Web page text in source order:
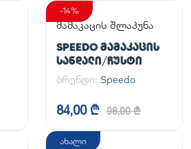
-14%
მამაკაცის შლაპუნა
SPEEDO ᲛᲐᲛᲐᲙᲐᲪᲘᲡ
ᲡᲐᲜᲓᲐᲚᲘ/ᲩᲣᲡᲢᲘ
ბრენდი: Speedo
84,00 ₾ 98,00 ₾
ახალი